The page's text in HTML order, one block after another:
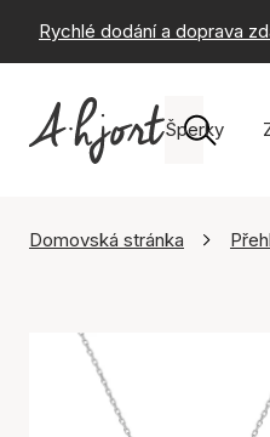
Rychlé dodání a doprava
Šperky
Domovská stránka